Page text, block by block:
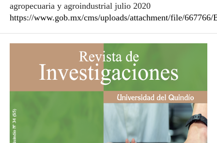
agropecuaria y agroindustrial julio 2020
https://www.gob.mx/cms/uploads/attachment/file/